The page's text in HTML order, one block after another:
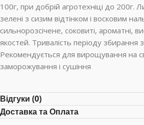
100г, при добрій агротехніці до 200г.
зелені з сизим відтінком і восковим
сильнорозсічене, соковиті, ароматні,
якостей. Тривалість періоду збирання
Рекомендується для вирощування на
заморожування і сушіння
Відгуки (0)
Доставка та Оплата